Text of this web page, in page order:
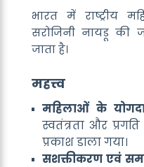
भारत में राष्ट्रीय
सरोजिनी नायडू
जाता है।
महत्त्व
महिलाओं के
स्वतंत्रता और
प्रकाश डाला गया।
सशक्तीकरण एवं